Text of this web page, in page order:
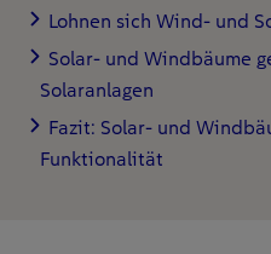
Lohnen sich Wind- und
Solar- und Windbäume
Solaranlagen
Fazit: Solar- und
Funktionalität